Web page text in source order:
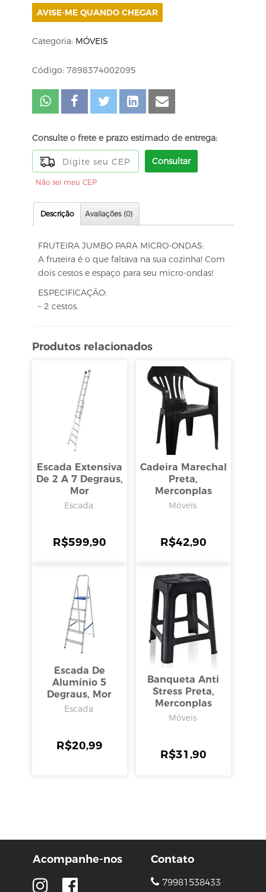
AVISE-ME QUANDO CHEGAR
Categoria: MÓVEIS
Código: 7898374002095
Consulte o frete e prazo estimado de entrega:
Consultar
Não sei meu CEP
Descrição Avaliações (0)
FRUTEIRA JUMBO PARA MICRO-ONDAS:
A fruteira é o que faltava na sua cozinha! Com
dois cestos e espaço para seu micro-ondas!
ESPECIFICAÇÃO:
– 2 cestos.
Produtos relacionados
Escada Extensiva
De 2 A 7 Degraus,
Mor
Escada
R$599,90
Cadeira Marechal
Preta,
Merconplas
Móveis
R$42,90
Escada De
Alumínio 5
Degraus, Mor
Escada
R$20,99
Banqueta Anti
Stress Preta,
Merconplas
Móveis
R$31,90
Acompanhe-nos Contato
79981538433